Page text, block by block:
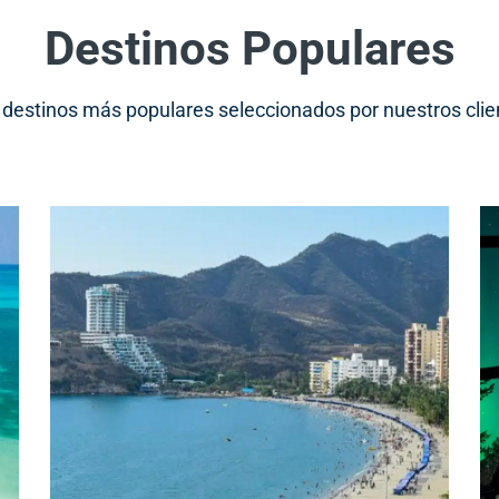
Destinos Populares
más populares seleccionados por nuestros